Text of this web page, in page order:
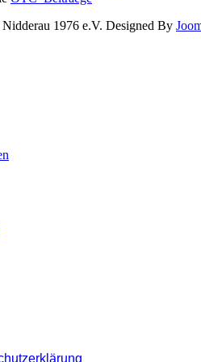
1976 e.V. Designed By